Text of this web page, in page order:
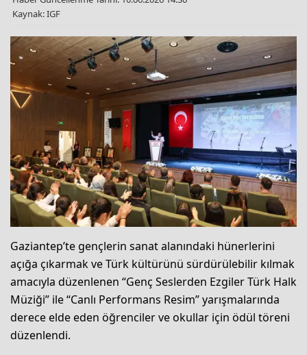
Kaynak: IGF
Gaziantep’te gençlerin sanat alanındaki hünerlerini
açığa çıkarmak ve Türk kültürünü sürdürülebilir kılmak
amacıyla düzenlenen “Genç Seslerden Ezgiler Türk Halk
Müziği” ile “Canlı Performans Resim” yarışmalarında
derece elde eden öğrenciler ve okullar için ödül töreni
düzenlendi.